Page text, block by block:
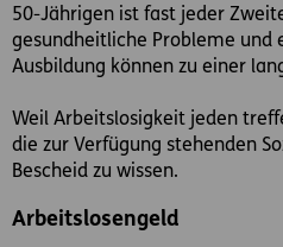
50-Jährigen ist fast jeder
gesundheitliche Probleme und
Ausbildung können zu einer
Weil Arbeitslosigkeit jeden
die zur Verfügung stehenden
Bescheid zu wissen.
Arbeitslosengeld